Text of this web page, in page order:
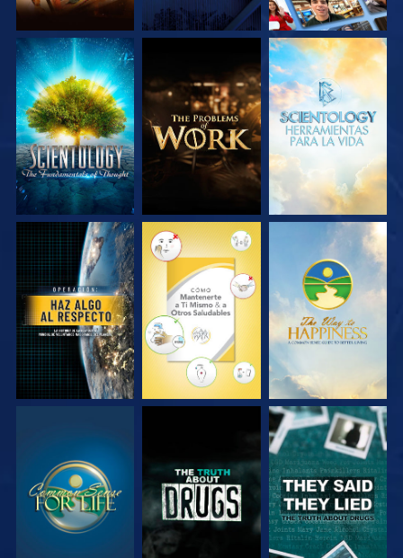
EXPLORA LAS
SERIES
EXPLORA LAS
SERIES
EXPLORA LAS
SERIES
VE VE VE
VE VE